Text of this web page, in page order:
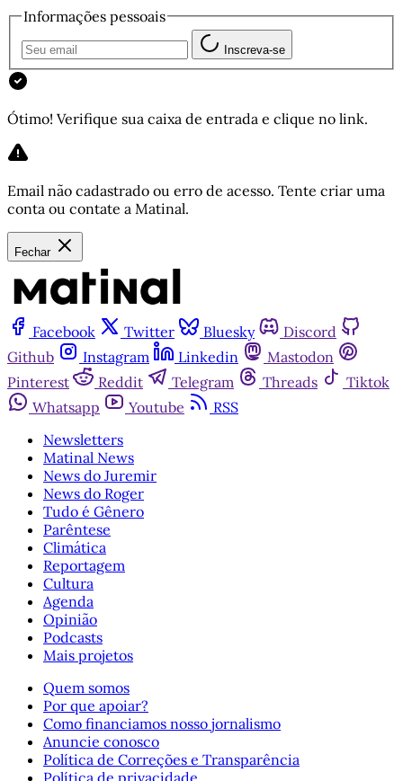
Informações pessoais
Inscreva-se
Ótimo! Verifique sua caixa de entrada e clique no link.
Email não cadastrado ou erro de acesso. Tente criar uma
conta ou contate a Matinal.
Fechar
Facebook Twitter Bluesky
Discord
Github
Instagram Linkedin
Mastodon
Pinterest
Reddit Telegram Threads
Tiktok
Whatsapp
Youtube
RSS
Newsletters
Matinal News
News do Juremir
News do Roger
Tudo é Gênero
Parêntese
Climática
Reportagem
Cultura
Agenda
Opinião
Podcasts
Mais projetos
Quem somos
Por que apoiar?
Como financiamos nosso jornalismo
Anuncie conosco
Política de Correções e Transparência